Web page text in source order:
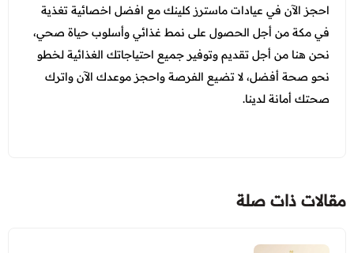
احجز الآن في عيادات ماسترز كلينك مع افضل اخصائية تغذية
في مكة من أجل الحصول على نمط غذائي وأسلوب حياة صحي،
نحن هنا من أجل تقديم وتوفير جميع احتياجاتك الغذائية لخطو
نحو صحة أفضل، لا تضيع الفرصة واحجز موعدك الآن واترك
صحتك أمانة لدينا.
مقالات ذات صلة